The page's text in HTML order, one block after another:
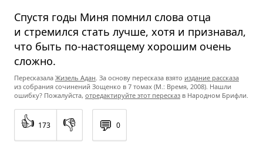
Спустя годы Миня помнил слова отца
и стремился стать лучше, хотя и признавал,
что быть по-настоящему хорошим очень
сложно.
Пересказала Жизель Адан. За основу пересказа взято издание рассказа
из собрания сочинений Зощенко в 7 томах (М.: Время, 2008). Нашли
ошибку? Пожалуйста, отредактируйте этот пересказ в Народном Брифли.
👍 173 👎 💬 0